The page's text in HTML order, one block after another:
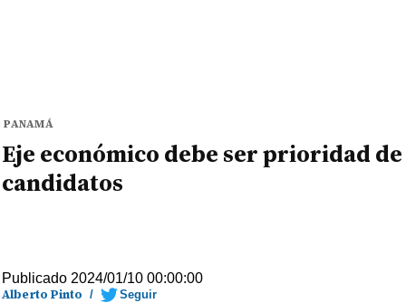
PANAMÁ
Eje económico debe ser prioridad de
candidatos
Publicado 2024/01/10 00:00:00
Alberto Pinto / Seguir